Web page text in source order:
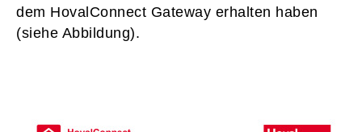
dem HovalConnect Gateway erhalten haben
(siehe Abbildung).